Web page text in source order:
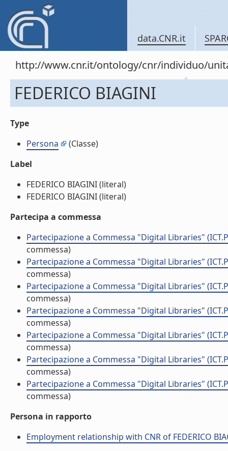
data.CNR.it
http://www.cnr.it/ontology/cnr/individuo/
FEDERICO BIAGINI
Type
Persona
(Classe)
Label
FEDERICO BIAGINI (literal)
FEDERICO BIAGINI (literal)
Partecipa a commessa
Partecipazione a Commessa "Digital Libraries"
commessa)
Partecipazione a Commessa "Digital Libraries"
commessa)
Partecipazione a Commessa "Digital Libraries"
commessa)
Partecipazione a Commessa "Digital Libraries"
commessa)
Partecipazione a Commessa "Digital Libraries"
commessa)
Partecipazione a Commessa "Digital Libraries"
commessa)
Partecipazione a Commessa "Digital Libraries"
commessa)
Persona in rapporto
Employment relationship with CNR of FEDERICO